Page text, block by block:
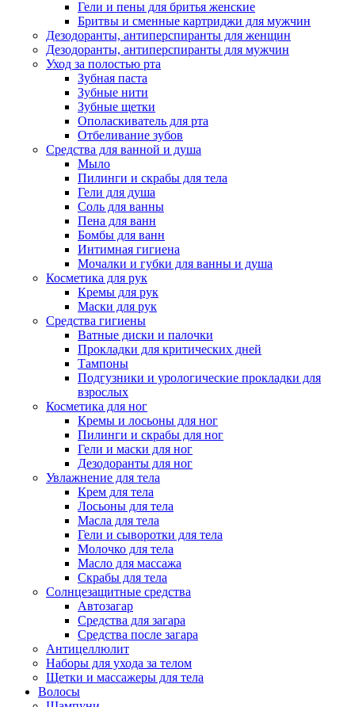
Гели и пены для бритья женские
Бритвы и сменные картриджи для мужчин
Дезодоранты, антиперспиранты для женщин
Дезодоранты, антиперспиранты для мужчин
Уход за полостью рта
Зубная паста
Зубные нити
Зубные щетки
Ополаскиватель для рта
Отбеливание зубов
Средства для ванной и душа
Мыло
Пилинги и скрабы для тела
Гели для душа
Соль для ванны
Пена для ванн
Бомбы для ванн
Интимная гигиена
Мочалки и губки для ванны и душа
Косметика для рук
Кремы для рук
Маски для рук
Средства гигиены
Ватные диски и палочки
Прокладки для критических дней
Тампоны
Подгузники и урологические прокладки для
взрослых
Косметика для ног
Кремы и лосьоны для ног
Пилинги и скрабы для ног
Гели и маски для ног
Дезодоранты для ног
Увлажнение для тела
Крем для тела
Лосьоны для тела
Масла для тела
Гели и сыворотки для тела
Молочко для тела
Масло для массажа
Скрабы для тела
Солнцезащитные средства
Автозагар
Средства для загара
Средства после загара
Антицеллюлит
Наборы для ухода за телом
Щетки и массажеры для тела
Волосы